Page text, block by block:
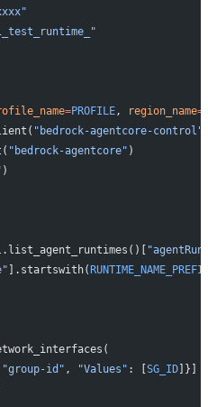
=PROFILE, region_name=
"bedrock-agentcore-control"
"bedrock-agentcore" )
)
].startswith(
"group-id" , "Values" : [ SG_ID]}]